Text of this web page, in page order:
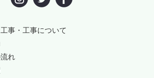
事・工事について
れ